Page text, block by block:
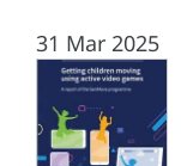
31 Mar 2025